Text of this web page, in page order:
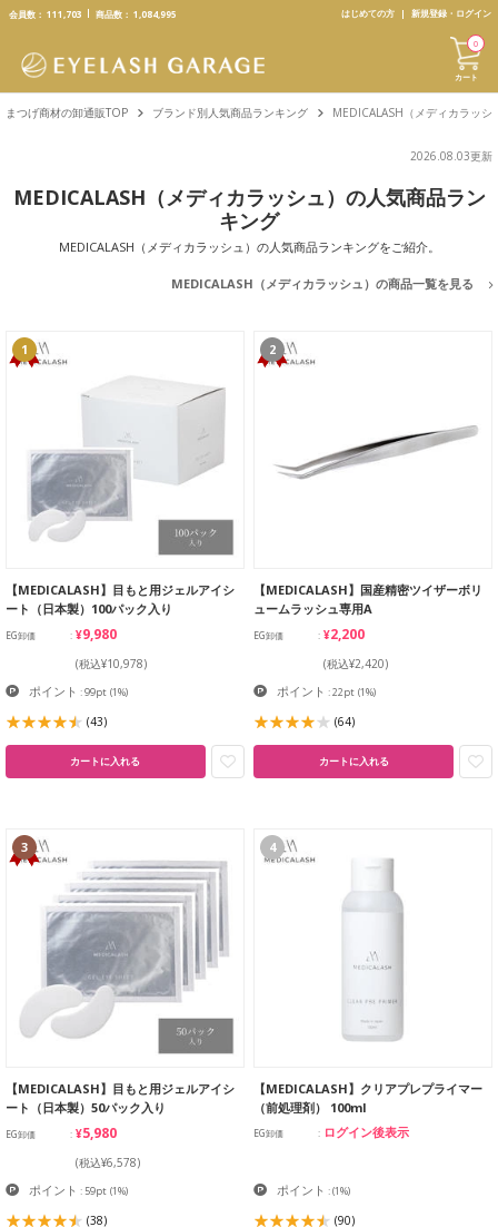
text.skipToContent
text.skipToNavigation
会員数： 111,703 商品数： 1,084,995 はじめての方 新規登録・ログイン
カート
0
まつげ商材の卸通販TOP ブランド別人気商品ランキング MEDICALASH（メディカラッ
2026.08.03更新
MEDICALASH（メディカラッシュ）の人気商品ラン
キング
MEDICALASH（メディカラッシュ）の人気商品ランキングをご紹介。
MEDICALASH（メディカラッシュ）の商品一覧を見る
1
【MEDICALASH】目もと用ジェルアイシ
ート（日本製）100パック入り
EG卸価 ¥9,980
(税込¥10,978)
ポイント : 99pt (1%)
(43)
カートに入れる
2
【MEDICALASH】国産精密ツイザーボリ
ュームラッシュ専用A
EG卸価 ¥2,200
(税込¥2,420)
ポイント : 22pt (1%)
(64)
カートに入れる
3
【MEDICALASH】目もと用ジェルアイシ
ート（日本製）50パック入り
EG卸価 ¥5,980
(税込¥6,578)
ポイント : 59pt (1%)
(38)
4
【MEDICALASH】クリアプレプライマー
（前処理剤） 100ml
EG卸価 ログイン後表示
ポイント :(1%)
(90)